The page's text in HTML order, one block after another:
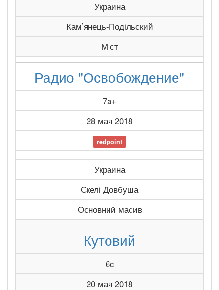
Украина
Камʼянець-Подільский
Міст
Радио "Освобождение"
7a+
28 мая 2018
redpoint
Украина
Скелі Довбуша
Основний масив
Кутовий
6c
20 мая 2018